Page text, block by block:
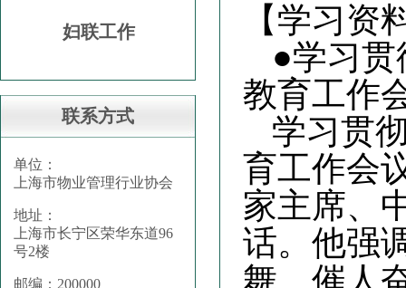
妇联工作
联系方式
单位：
上海市物业管理行业协会
地址：
上海市长宁区荣华东道96
号2楼
邮编：200000
【学习资
●学习
教育工作
学习贯
育工作会
家主席、
话。他强
舞、催人